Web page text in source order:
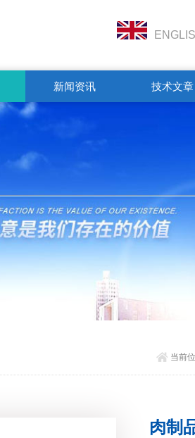
新闻资讯 技术文章
当前
肉制